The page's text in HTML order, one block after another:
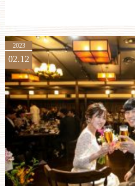
2023
02.12